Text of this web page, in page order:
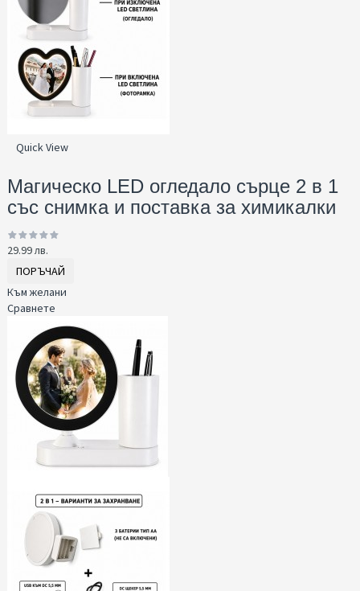
Quick View
Магическо LED огледало сърце 2 в 1
със снимка и поставка за химикалки
29.99 лв.
ПОРЪЧАЙ
Към желани
Сравнете